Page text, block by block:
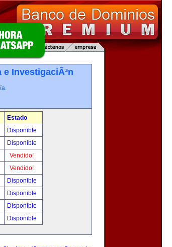
e InvestigaciÃ³n
Estado
Disponible
Disponible
Vendido!
Vendido!
Disponible
Disponible
Disponible
Disponible